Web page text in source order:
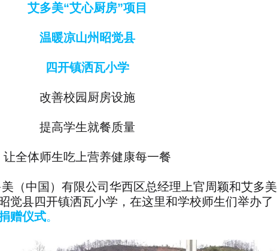
艾多美“艾心厨房”项目
温暖凉山州昭觉县
四开镇洒瓦小学
改善校园厨房设施
提高学生就餐质量
让全体师生吃上营养健康每一餐
（中国）有限公司华西区总经理上官周颖和艾多美
觉县四开镇洒瓦小学，在这里和学校师生们举办了
赠仪式。